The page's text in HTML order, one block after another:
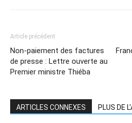
Article précédent
Non-paiement des factures
de presse : Lettre ouverte au
Premier ministre Thiéba
ARTICLES CONNEXES PLUS DE